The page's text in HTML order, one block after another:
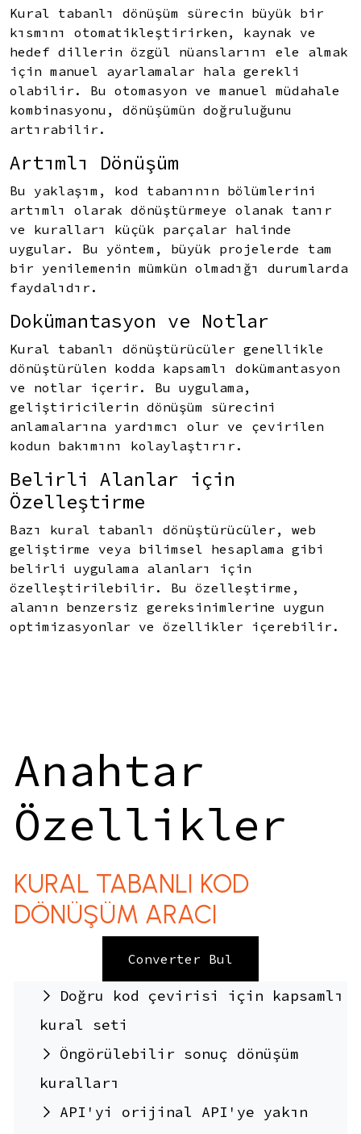
Kural tabanlı dönüşüm sürecin büyük bir
kısmını otomatikleştirirken, kaynak ve
hedef dillerin özgül nüanslarını ele almak
için manuel ayarlamalar hala gerekli
olabilir. Bu otomasyon ve manuel müdahale
kombinasyonu, dönüşümün doğruluğunu
artırabilir.
Artımlı Dönüşüm
Bu yaklaşım, kod tabanının bölümlerini
artımlı olarak dönüştürmeye olanak tanır
ve kuralları küçük parçalar halinde
uygular. Bu yöntem, büyük projelerde tam
bir yenilemenin mümkün olmadığı durumlarda
faydalıdır.
Dokümantasyon ve Notlar
Kural tabanlı dönüştürücüler genellikle
dönüştürülen kodda kapsamlı dokümantasyon
ve notlar içerir. Bu uygulama,
geliştiricilerin dönüşüm sürecini
anlamalarına yardımcı olur ve çevirilen
kodun bakımını kolaylaştırır.
Belirli Alanlar için
Özelleştirme
Bazı kural tabanlı dönüştürücüler, web
geliştirme veya bilimsel hesaplama gibi
belirli uygulama alanları için
özelleştirilebilir. Bu özelleştirme,
alanın benzersiz gereksinimlerine uygun
optimizasyonlar ve özellikler içerebilir.
Anahtar
Özellikler
KURAL TABANLI KOD
DÖNÜŞÜM ARACI
Converter Bul
Doğru kod çevirisi için kapsamlı
kural seti
Öngörülebilir sonuç dönüşüm
kuralları
API'yi orijinal API'ye yakın